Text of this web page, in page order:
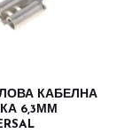
КАБЕЛНА
6,3ММ